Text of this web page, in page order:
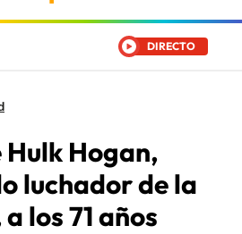
DIRECTO
Hulk Hogan,
luchador de la
los 71 años